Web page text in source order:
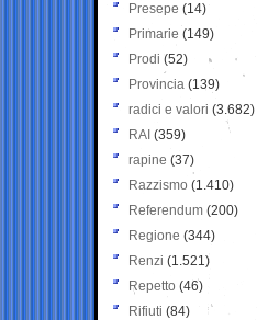
Presepe (14)
Primarie (149)
Prodi (52)
Provincia (139)
radici e valori (3.682)
RAI (359)
rapine (37)
Razzismo (1.410)
Referendum (200)
Regione (344)
Renzi (1.521)
Repetto (46)
Rifiuti (84)